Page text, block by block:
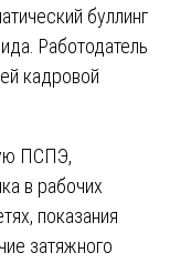
буллинг
Работодатель
кадровой
ПСПЭ,
в рабочих
показания
затяжного